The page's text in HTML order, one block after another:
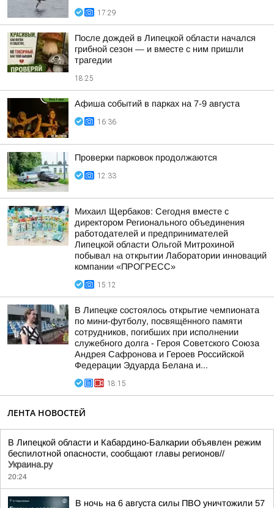
17:29
После дождей в Липецкой области начался
грибной сезон — и вместе с ним пришли
трагедии
18:25
Афиша событий в парках на 7-9 августа
16:36
Проверки парковок продолжаются
12:33
Михаил Щербаков: Сегодня вместе с
директором Регионального объединения
работодателей и предпринимателей
Липецкой области Ольгой Митрохиной
побывал на открытии Лаборатории инноваций
компании «ПРОГРЕСС»
15:12
В Липецке состоялось открытие чемпионата
по мини-футболу, посвящённого памяти
сотрудников, погибших при исполнении
служебного долга - Героя Советского Союза
Андрея Сафронова и Героев Российской
Федерации Эдуарда Белана и...
18:15
ЛЕНТА НОВОСТЕЙ
В Липецкой области и Кабардино-Балкарии объявлен режим
беспилотной опасности, сообщают главы регионов//
Украина.ру
20:24
В ночь на 6 августа силы ПВО уничтожили 57